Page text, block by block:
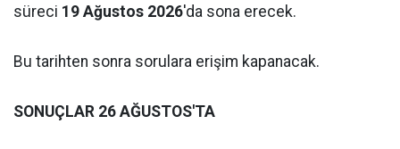
süreci 19 Ağustos 2026'da sona erecek.
Bu tarihten sonra sorulara erişim kapanacak.
SONUÇLAR 26 AĞUSTOS'TA